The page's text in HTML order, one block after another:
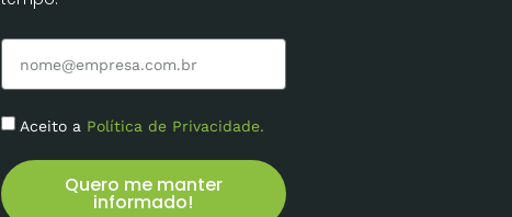
Aceito a Política de Privacidade.
Quero me manter
informado!